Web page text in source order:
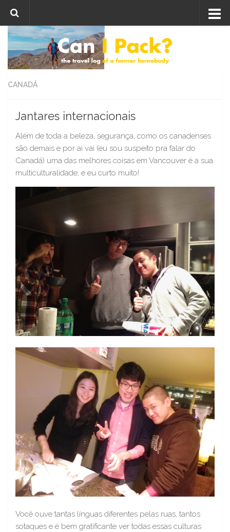
Skip to content
CANADÁ
Jantares internacionais
Além de toda a beleza, segurança, como os canadenses
são demais e por ai vai (eu sou suspeito pra falar do
Canadá) uma das melhores coisas em Vancouver é a sua
multiculturalidade, e eu curto muito!
Você ouve tantas línguas diferentes pelas ruas, tantos
sotaques e é bem gratificante ver todas essas culturas